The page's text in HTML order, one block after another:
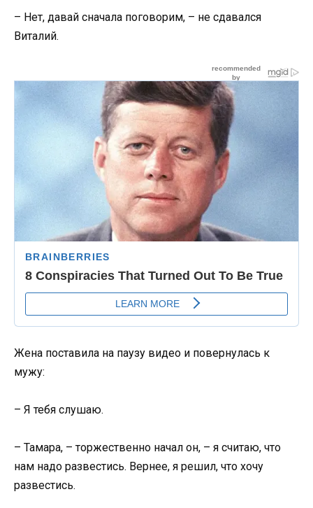
– Нет, давай сначала поговорим, – не сдавался
Виталий.
Жена поставила на паузу видео и повернулась к
мужу:
– Я тебя слушаю.
– Тамара, – торжественно начал он, – я считаю, что
нам надо развестись. Вернее, я решил, что хочу
развестись.